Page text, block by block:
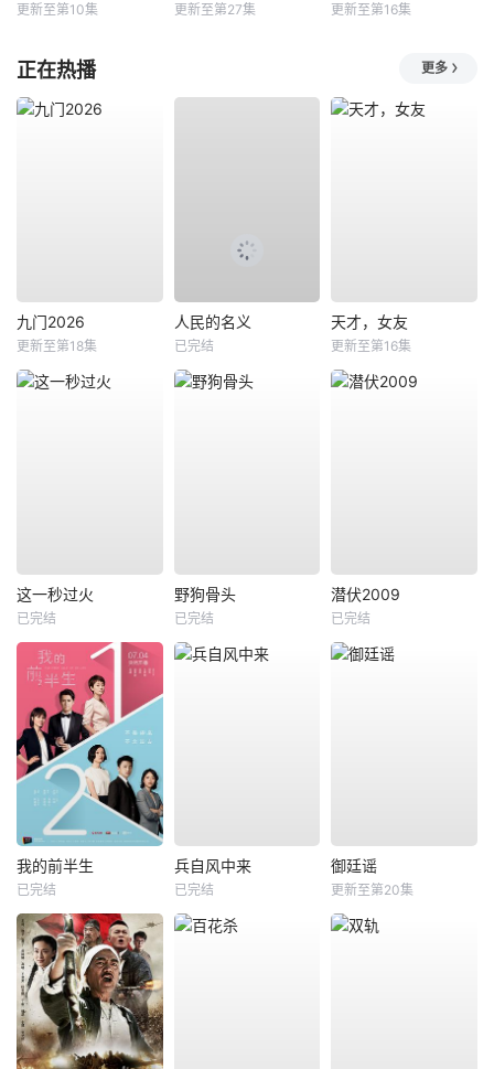
更新至第10集 更新至第27集 更新至第16集
正在热播 更多
九门2026
更新至第18集
人民的名义
已完结
天才，女友
更新至第16集
这一秒过火
已完结
野狗骨头
已完结
潜伏2009
已完结
我的前半生
已完结
兵自风中来
已完结
御廷谣
更新至第20集